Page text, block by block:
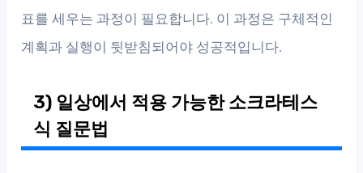
표를 세우는 과정이 필요합니다. 이 과정은 구체적인
계획과 실행이 뒷받침되어야 성공적입니다.
3) 일상에서 적용 가능한 소크라테스
식 질문법